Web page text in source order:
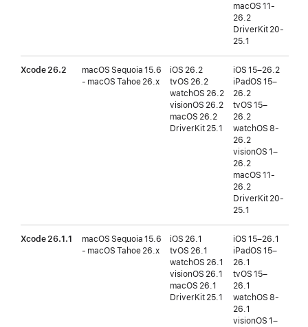
macOS 11-
26.2
DriverKit 20-
25.1
Xcode 26.2
macOS Sequoia 15.6
- macOS Tahoe 26.x
iOS 26.2
tvOS 26.2
watchOS 26.2
visionOS 26.2
macOS 26.2
DriverKit 25.1
iOS 15–26.2
iPadOS 15–
26.2
tvOS 15–
26.2
watchOS 8-
26.2
visionOS 1–
26.2
macOS 11-
26.2
DriverKit 20-
25.1
Xcode 26.1.1
macOS Sequoia 15.6
- macOS Tahoe 26.x
iOS 26.1
tvOS 26.1
watchOS 26.1
visionOS 26.1
macOS 26.1
DriverKit 25.1
iOS 15–26.1
iPadOS 15–
26.1
tvOS 15–
26.1
watchOS 8-
26.1
visionOS 1–